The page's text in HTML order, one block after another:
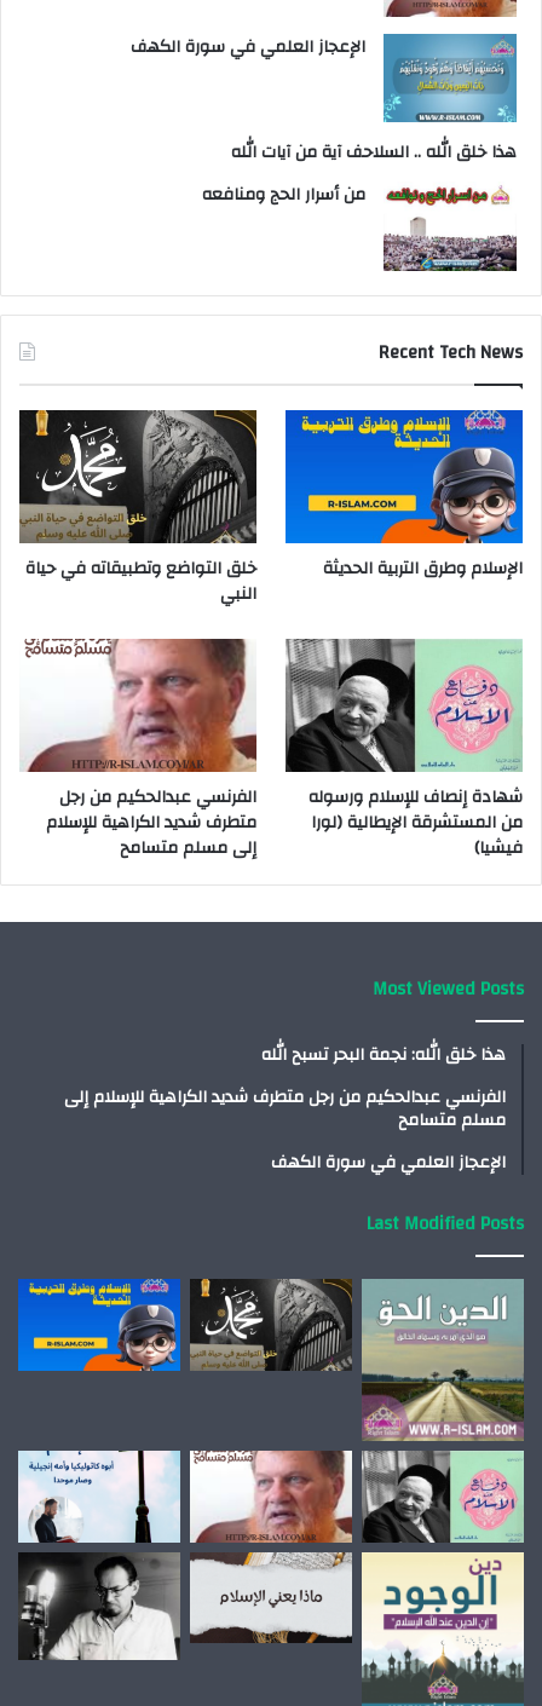
الإعجاز العلمي في سورة الكهف
هذا خلق الله .. السلاحف آية من آيات الله
من أسرار الحج ومنافعه
Recent Tech News
الإسلام وطرق التربية الحديثة
خلق التواضع وتطبيقاته في حياة
النبي
شهادة إنصاف للإسلام ورسوله
من المستشرقة الإيطالية (لورا
فيشيا)
الفرنسي عبدالحكيم من رجل
متطرف شديد الكراهية للإسلام
إلى مسلم متسامح
Most Viewed Posts
هذا خلق الله: نجمة البحر تسبح الله
الفرنسي عبدالحكيم من رجل متطرف شديد الكراهية للإسلام إلى
مسلم متسامح
الإعجاز العلمي في سورة الكهف
Last Modified Posts